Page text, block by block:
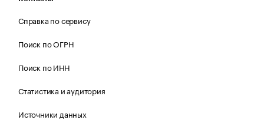
Справка по сервису
Поиск по ОГРН
Поиск по ИНН
Статистика и аудитория
Источники данных